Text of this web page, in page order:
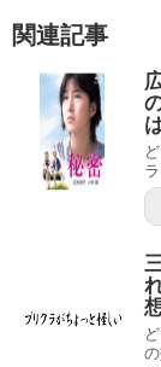
関連記事